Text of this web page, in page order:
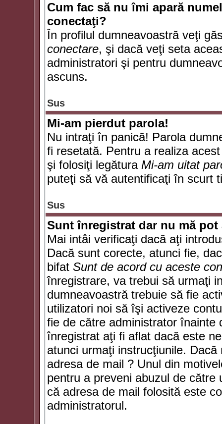
Cum fac să nu îmi apară
conectaţi?
În profilul dumneavoastră veţi
conectare, şi dacă veţi seta
administratori şi pentru
ascuns.
Sus
Mi-am pierdut parola!
Nu intraţi în panică! Parola
fi resetată. Pentru a realiza
şi folosiţi legătura Mi-am uitat
puteţi să vă autentificaţi în scurt
Sus
Sunt înregistrat dar nu mă
Mai intâi verificaţi dacă aţi
Dacă sunt corecte, atunci fie,
bifat Sunt de acord cu aceste
înregistrare, va trebui să urmaţi
dumneavoastră trebuie să fie
utilizatori noi să îşi activeze
fie de către administrator înainte
înregistrat aţi fi aflat dacă este
atunci urmaţi instrucţiunile.
adresa de mail ? Unul din
pentru a preveni abuzul de către
că adresa de mail folosită este
administratorul.